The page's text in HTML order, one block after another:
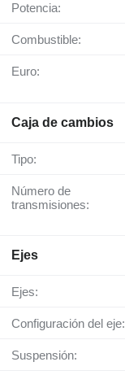
Potencia:
Combustible:
Euro:
Caja de cambios
Tipo:
Número de
transmisiones:
Ejes
Ejes:
Configuración del eje:
Suspensión: